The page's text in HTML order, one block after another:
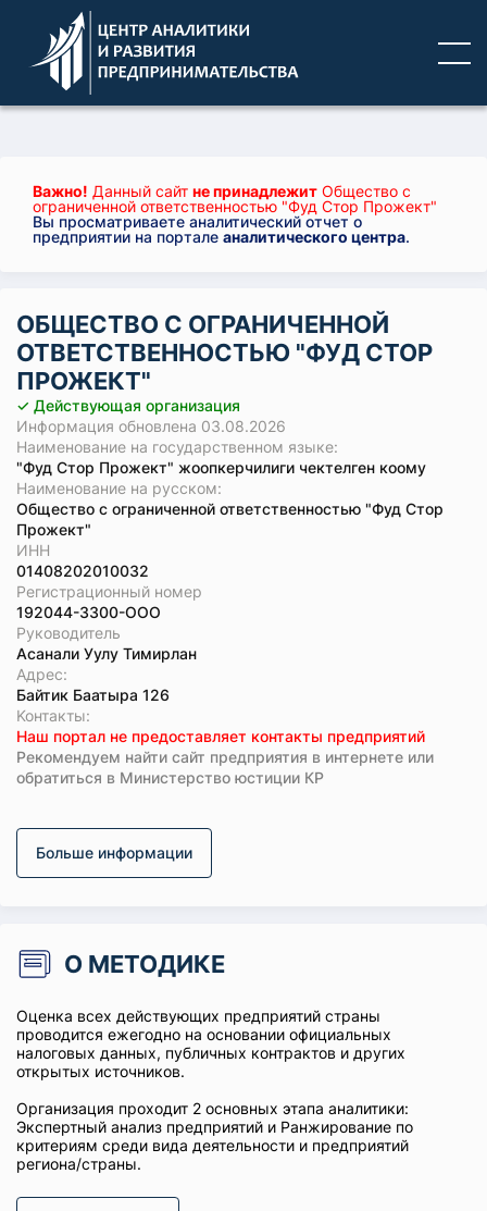
Важно! Данный сайт не принадлежит Общество с
ограниченной ответственностью "Фуд Стор Прожект"
Вы просматриваете аналитический отчет о
предприятии на портале аналитического центра.
ОБЩЕСТВО С ОГРАНИЧЕННОЙ
ОТВЕТСТВЕННОСТЬЮ "ФУД СТОР
ПРОЖЕКТ"
✓ Действующая организация
Информация обновлена 03.08.2026
Наименование на государственном языке:
"Фуд Стор Прожект" жоопкерчилиги чектелген коому
Наименование на русском:
Общество с ограниченной ответственностью "Фуд Стор
Прожект"
ИНН
01408202010032
Регистрационный номер
192044-3300-ООО
Руководитель
Асанали Уулу Тимирлан
Адрес:
Байтик Баатыра 126
Koнтaкты:
Наш портал не предоставляет контакты предприятий
Рекомендуем найти сайт предприятия в интернете или
обратиться в Министерство юстиции КР
Больше информации
О МЕТОДИКЕ
Оценка всех действующих предприятий страны
проводится ежегодно на основании официальных
налоговых данных, публичных контрактов и других
открытых источников.
Организация проходит 2 основных этапа аналитики:
Экспертный анализ предприятий и Ранжирование по
критериям среди вида деятельности и предприятий
региона/страны.